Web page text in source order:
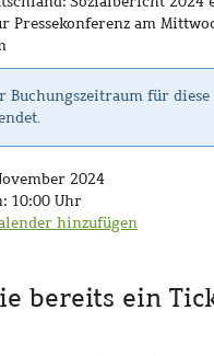
Pressekonferenz am
Buchungszeitraum für
2024
10:00 Uhr
hinzufügen
bereits ein